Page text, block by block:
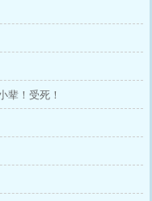
辈！受死！